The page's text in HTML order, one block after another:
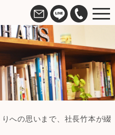
への思いまで、社長竹本が綴